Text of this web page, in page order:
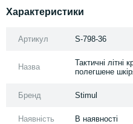
Характеристики
Артикул S-798-36
Назва
Тактичні літні
полегшене
Бренд Stimul
Наявність В наявності